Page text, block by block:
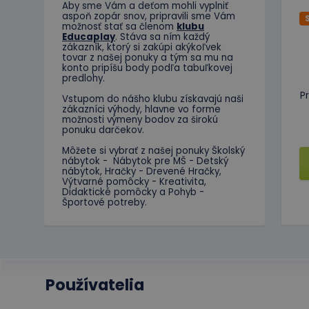
Aby sme Vám a deťom mohli vyplniť
aspoň zopár snov, pripravili sme Vám
možnosť stať sa členom klubu
Educaplay. Stáva sa ním každý
zákazník, ktorý si zakúpi akýkoľvek
tovar z našej ponuky a tým sa mu na
konto pripíšu body podľa tabuľkovej
predlohy.
Vstupom do nášho klubu získavajú naši
zákazníci výhody, hlavne vo forme
možnosti výmeny bodov za širokú
ponuku darčekov.
Môžete si vybrať z našej ponuky Školský
nábytok - Nábytok pre MŠ - Detský
nábytok, Hračky - Drevené Hračky,
Výtvarné pomôcky - Kreativita,
Didaktické pomôcky a Pohyb -
Športové potreby.
Používatelia
Nevyhnutne
Webová lokalita sa
CookieScriptConsent